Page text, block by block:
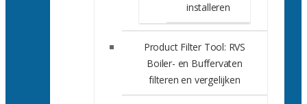
installeren
Product Filter Tool: RVS
Boiler- en Buffervaten
filteren en vergelijken